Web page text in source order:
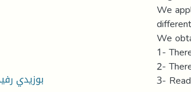
بوزيدي
We
We
1-
2-
3-